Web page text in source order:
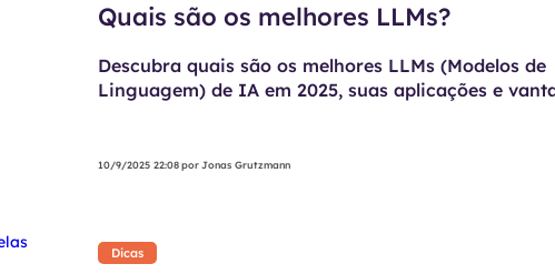
Quais são os melhores LLMs?
Descubra quais são os melhores LLMs (Modelos de
Linguagem) de IA em 2025, suas aplicações e
10/9/2025 22:08porJonas Grutzmann
Dicas